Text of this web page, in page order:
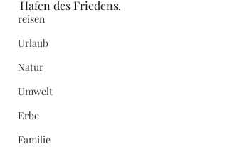
reisen
Urlaub
Natur
Umwelt
Erbe
Familie
Hafen des Friedens.